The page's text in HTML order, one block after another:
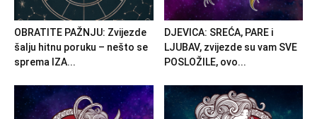
OBRATITE PAŽNJU: Zvijezde
šalju hitnu poruku – nešto se
sprema IZA...
DJEVICA: SREĆA, PARE i
LJUBAV, zvijezde su vam SVE
POSLOŽILE, ovo...